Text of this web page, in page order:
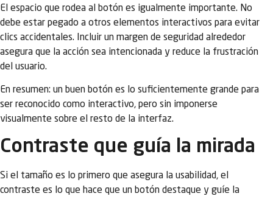
El espacio que rodea al botón es igualmente importante. No
debe estar pegado a otros elementos interactivos para evitar
clics accidentales. Incluir un margen de seguridad alrededor
asegura que la acción sea intencionada y reduce la frustración
del usuario.
En resumen: un buen botón es lo suficientemente grande para
ser reconocido como interactivo, pero sin imponerse
visualmente sobre el resto de la interfaz.
Contraste que guía la mirada
Si el tamaño es lo primero que asegura la usabilidad, el
contraste es lo que hace que un botón destaque y guíe la